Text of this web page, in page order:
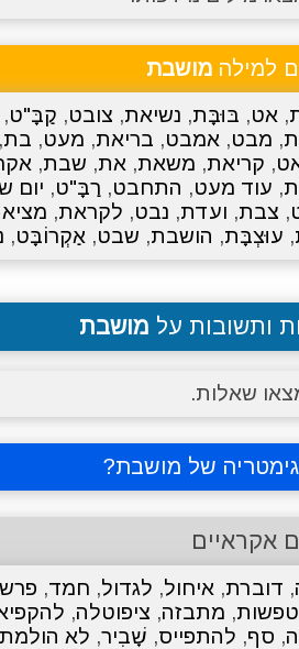
למילה מושבת
, אט, בּוּבָּת, נשיאת, צובט, קַבָּ"ט,
, מבט, אמבט, בריאת, מעט, בת,
, קריאת, משאת, את, שבת,
, עוד מעט, התחבט, רַבָּ"ט, יום
, צבת, ועדת, נבט, לקראת,
, עוּצְבָּת, הושבת, שבט, אַקְרוֹבָּט,
ותשובות על מושבת
שאלות.
של מושבת?
אקראיים
, דוברת, איחול, לגדול, חמד,
טפשות, מתבזה, ציפוטלה,
, סף, להתפייס, שָׁבִיר, לא הולמת